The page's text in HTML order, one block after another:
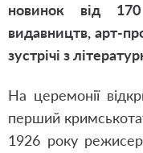
новинок від 170
видавництв, арт-
зустрічі з
На церемонії
перший
1926 року